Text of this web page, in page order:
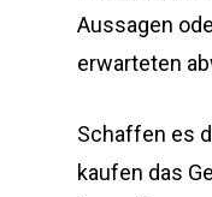
Aussagen
erwarteten
Schaffen es
kaufen das